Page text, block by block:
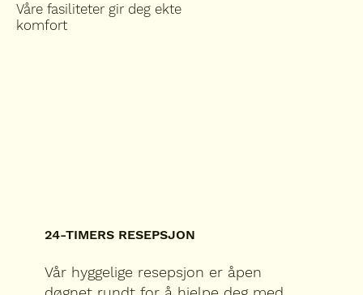
Våre fasiliteter gir deg ekte
komfort
24-TIMERS RESEPSJON
Vår hyggelige resepsjon er åpen